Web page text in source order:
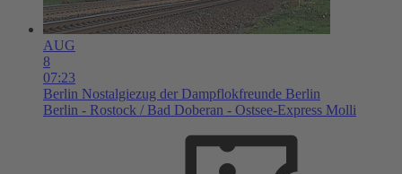
AUG
8
07:23
Berlin Nostalgiezug der Dampflokfreunde Berlin
Berlin - Rostock / Bad Doberan - Ostsee-Express Molli